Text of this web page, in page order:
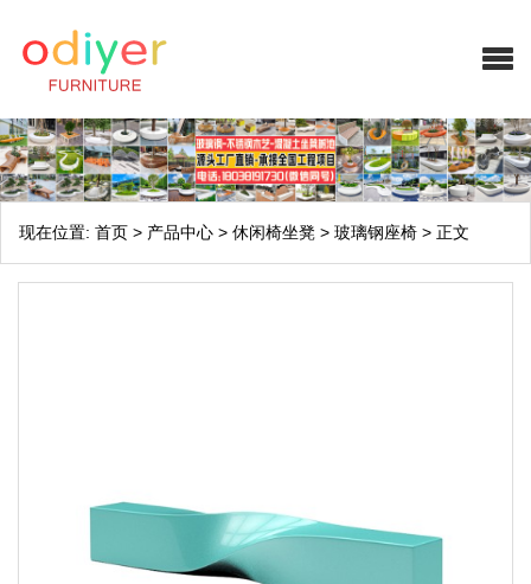
现在位置: 首页 > 产品中心 > 休闲椅坐凳 > 玻璃钢座椅 > 正文